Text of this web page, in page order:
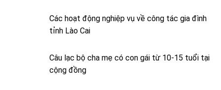
Các hoạt động nghiệp vụ về công tác gia đình
tỉnh Lào Cai
Câu lạc bộ cha mẹ có con gái từ 10-15 tuổi tại
cộng đồng